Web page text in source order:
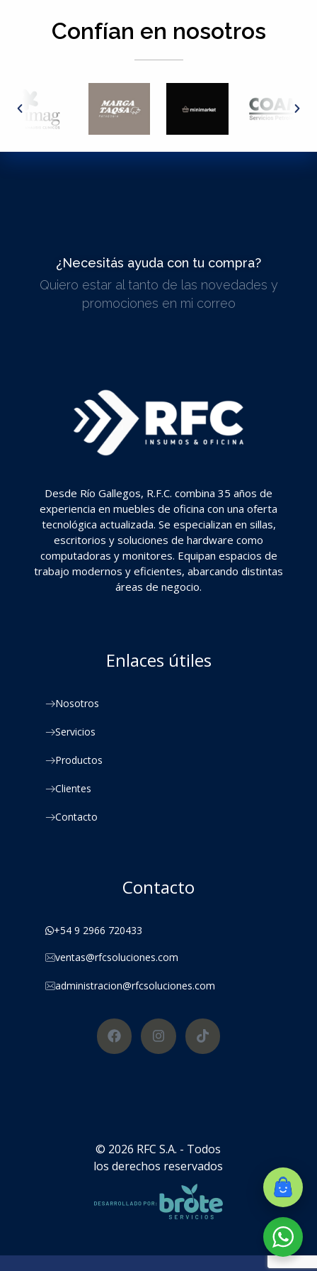
Confían en nosotros
¿Necesitás ayuda con tu compra?
ESCRIBINOS
Quiero estar al tanto de las novedades y
promociones en mi correo
Desde Río Gallegos, R.F.C. combina 35 años de
experiencia en muebles de oficina con una oferta
tecnológica actualizada. Se especializan en sillas,
escritorios y soluciones de hardware como
computadoras y monitores. Equipan espacios de
trabajo modernos y eficientes, abarcando distintas
áreas de negocio.
Enlaces útiles
Nosotros
Servicios
Productos
Clientes
Contacto
Contacto
+54 9 2966 720433
ventas@rfcsoluciones.com
administracion@rfcsoluciones.com
© 2026 RFC S.A. - Todos
los derechos reservados